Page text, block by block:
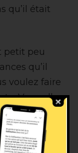
qu’il était
petit peu
qu’il
voulez faire
Vous allez
mais ça
ce poste, il
faire le buzz